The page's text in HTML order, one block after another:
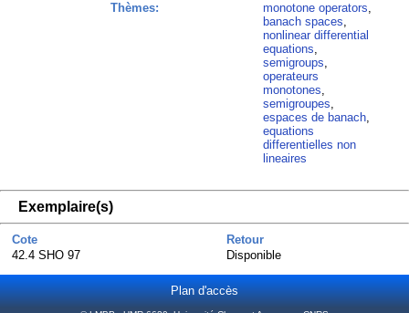
Thèmes:
monotone operators,
banach spaces,
nonlinear differential
equations,
semigroups,
operateurs
monotones,
semigroupes,
espaces de banach,
equations
differentielles non
lineaires
Exemplaire(s)
Cote
Retour
42.4 SHO 97
Disponible
Plan d'accès